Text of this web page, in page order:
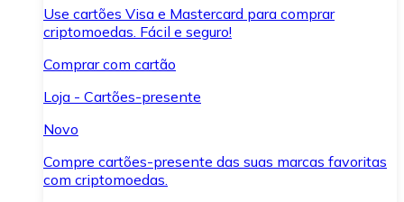
Use cartões Visa e Mastercard para comprar
criptomoedas. Fácil e seguro!
Comprar com cartão
Loja - Cartões-presente
Novo
Compre cartões-presente das suas marcas favoritas
com criptomoedas.